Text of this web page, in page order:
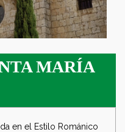
MARÍA
en el Estilo Románico